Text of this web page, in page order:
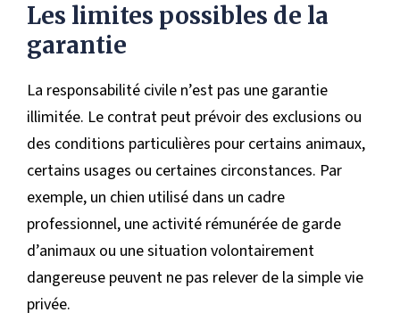
Les limites possibles de la
garantie
La responsabilité civile n’est pas une garantie
illimitée. Le contrat peut prévoir des exclusions ou
des conditions particulières pour certains animaux,
certains usages ou certaines circonstances. Par
exemple, un chien utilisé dans un cadre
professionnel, une activité rémunérée de garde
d’animaux ou une situation volontairement
dangereuse peuvent ne pas relever de la simple vie
privée.